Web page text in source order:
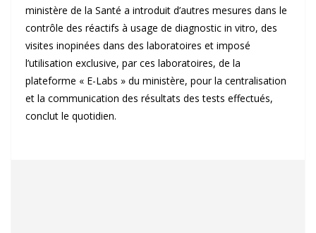
ministère de la Santé a introduit d’autres mesures dans le
contrôle des réactifs à usage de diagnostic in vitro, des
visites inopinées dans des laboratoires et imposé
l’utilisation exclusive, par ces laboratoires, de la
plateforme « E-Labs » du ministère, pour la centralisation
et la communication des résultats des tests effectués,
conclut le quotidien.